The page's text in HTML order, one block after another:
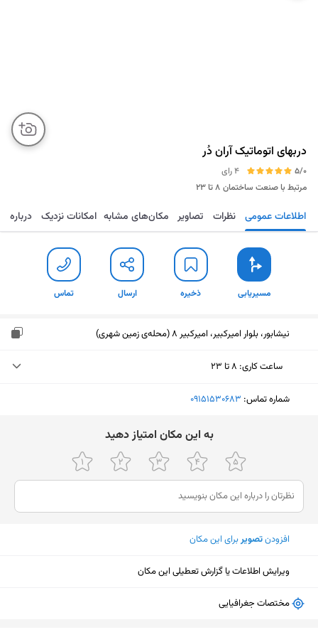
دربهای اتوماتیک آران دُر
5/0
4 رای
مرتبط با صنعت ساختمان ۸ تا ۲۳
مسیریابی ذخیره ارسال تماس اطلاعات عمومی نظرات تصاویر مکان‌های مشابه امکانات نزدیک درباره
مسیریابی ذخیره ارسال تماس
نیشابور، بلوار امیرکبیر، امیرکبیر 8 (محله‌ی زمین شهری)
ساعت کاری: ۸ تا ۲۳
دوشنبه (امروز)
پنجشنبه
۸ تا ۲۳
جمعه
ثبت نشده
شنبه
یکشنبه
شماره تماس: ‎09151530683
ﺑﻪ اﯾﻦ ﻣﮑﺎن اﻣﺘﯿﺎز دﻫﯿﺪ
افزودنتصویربرای این مکان
ویرایش اطلاعات یا گزارش تعطیلی این مکان
مختصات جغرافیایی